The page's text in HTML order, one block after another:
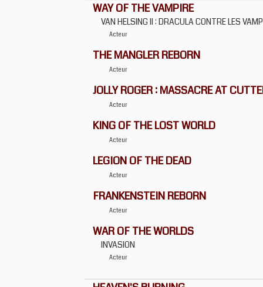
WAY OF THE VAMPIRE
VAN HELSING II : DRACULA CONTRE LES
Acteur
THE MANGLER REBORN
Acteur
JOLLY ROGER : MASSACRE AT
Acteur
KING OF THE LOST WORLD
Acteur
LEGION OF THE DEAD
Acteur
FRANKENSTEIN REBORN
Acteur
WAR OF THE WORLDS
INVASION
Acteur